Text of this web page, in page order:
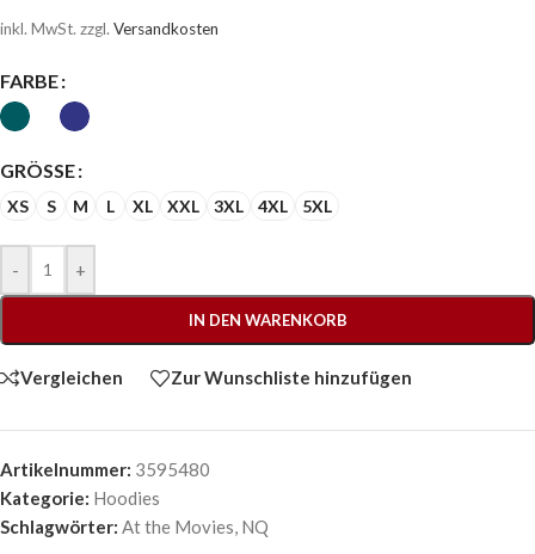
inkl. MwSt. zzgl. Versandkosten
FARBE
GRÖSSE
XS S M L XL XXL 3XL 4XL 5XL
- +
IN DEN WARENKORB
Vergleichen Zur Wunschliste hinzufügen
Artikelnummer: 3595480
Kategorie: Hoodies
Schlagwörter: At the Movies, NQ